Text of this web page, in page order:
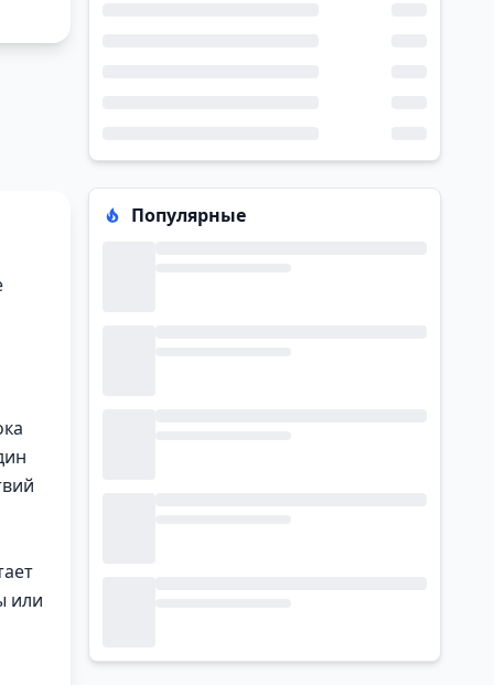
или
Популярные